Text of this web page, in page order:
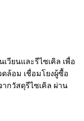
วียนและรีไซเคิล เพื่อ
ล้อม เชื่อมโยงผู้ซื้อ
กวัสดุรีไซเคิล ผ่าน